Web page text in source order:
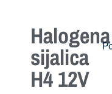
Halogena
sijalica
H4 12V